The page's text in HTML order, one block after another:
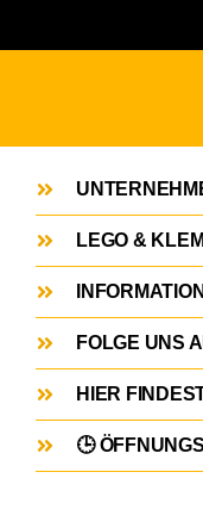
LEGO &
FOLGE UNS
HIER
🕒